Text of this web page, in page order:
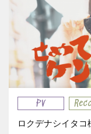
PV
ロクデナシイタコ